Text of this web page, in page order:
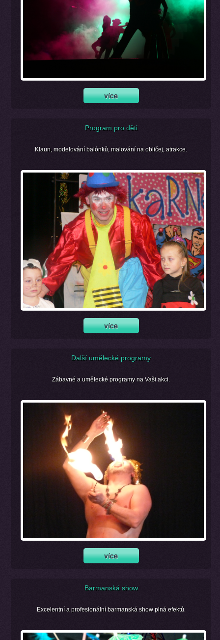
Program pro děti
Klaun, modelování balónků, malování na obličej, atrakce.
Další umělecké programy
Zábavné a umělecké programy na Vaši akci.
Barmanská show
Excelentní a profesionální barmanská show plná efektů.